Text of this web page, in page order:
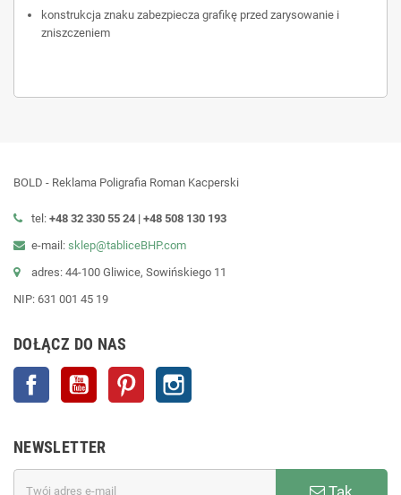
konstrukcja znaku zabezpiecza grafikę przed zarysowanie i
zniszczeniem
BOLD - Reklama Poligrafia Roman Kacperski
tel: +48 32 330 55 24 | +48 508 130 193
e-mail: sklep@tabliceBHP.com
adres: 44-100 Gliwice, Sowińskiego 11
NIP: 631 001 45 19
DOŁĄCZ DO NAS
Facebook YouTube Pinterest
NEWSLETTER
Tak